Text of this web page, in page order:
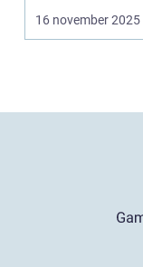
och ...
16 november 2025